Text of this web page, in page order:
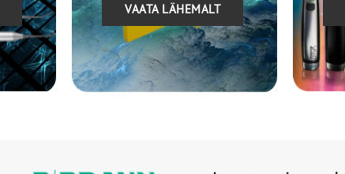
VAATA LÄHEMALT